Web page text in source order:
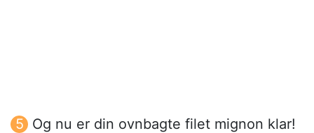
Og nu er din ovnbagte filet mignon klar!